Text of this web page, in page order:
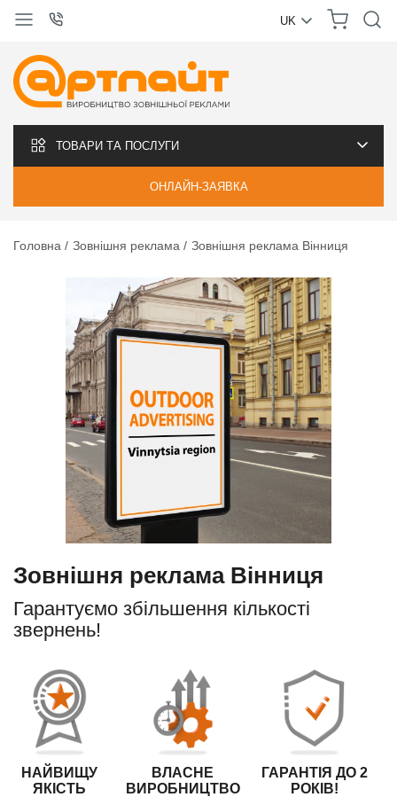
UK
ТОВАРИ ТА ПОСЛУГИ
ОНЛАЙН-ЗАЯВКА
Головна Зовнішня реклама Зовнішня реклама Вінниця
Зовнішня реклама Вінниця
Гарантуємо збільшення кількості
звернень!
НАЙВИЩУ
ЯКІСТЬ
ВЛАСНЕ
ВИРОБНИЦТВО
ГАРАНТІЯ ДО 2
РОКІВ!